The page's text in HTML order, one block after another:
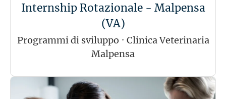
Internship Rotazionale - Malpensa
(VA)
Programmi di sviluppo · Clinica Veterinaria
Malpensa